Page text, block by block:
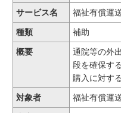
サービス名 福祉有償運
種類 補助
概要
通院等の外
段を確保す
購入に対す
対象者 福祉有償運